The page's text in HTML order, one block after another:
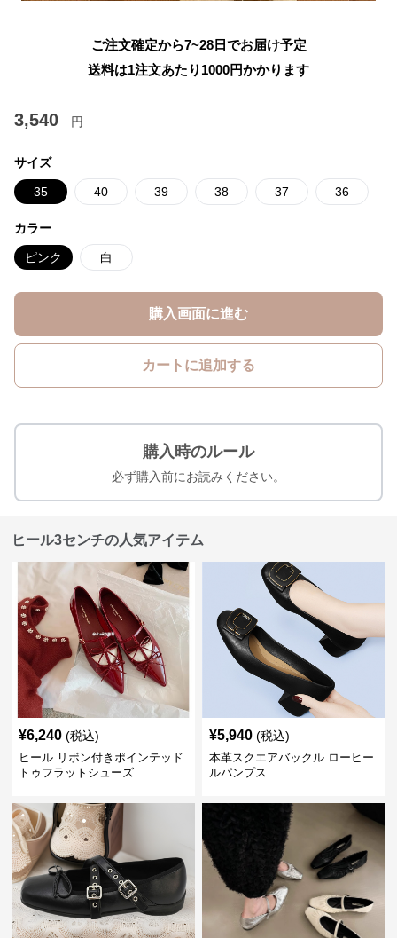
ご注文確定から7~28日でお届け予定
送料は1注文あたり 1000円かかります
3,540 円
サイズ
35 40 39 38 37 36
カラー
ピンク 白
購入画面に進む
カートに追加する
購入時のルール
必ず購入前にお読みください。
ヒール3センチの人気アイテム
¥6,240 (税込)
ヒール リボン付きポインテッド
トゥフラットシューズ
¥5,940 (税込)
本革スクエアバックル ローヒー
ルパンプス